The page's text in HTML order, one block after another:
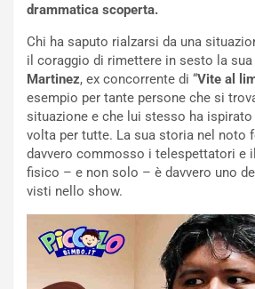
drammatica scoperta.
Chi ha saputo rialzarsi da una
il coraggio di rimettere in sesto la
Martinez, ex concorrente di “Vite al
esempio per tante persone che si
situazione e che lui stesso ha ispirato
volta per tutte. La sua storia nel noto
davvero commosso i telespettatori e
fisico – e non solo – è davvero uno
visti nello show.